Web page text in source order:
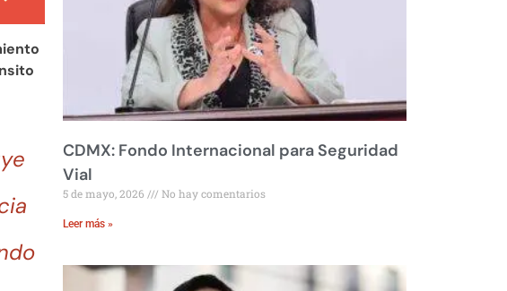
CDMX: Fondo Internacional para Seguridad
Vial
5 de mayo, 2026 No hay comentarios
Leer más »